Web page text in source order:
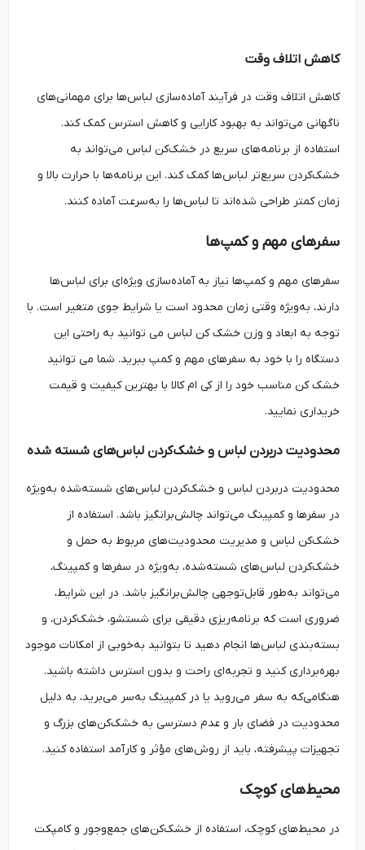
کاهش اتلاف وقت
کاهش اتلاف وقت در فرآیند آماده‌سازی لباس‌ها برای مهمانی‌های
ناگهانی می‌تواند به بهبود کارایی و کاهش استرس کمک کند.
استفاده از برنامه‌های سریع در خشک‌کن لباس می‌تواند به
خشک‌کردن سریع‌تر لباس‌ها کمک کند. این برنامه‌ها با حرارت بالا و
زمان کمتر طراحی شده‌اند تا لباس‌ها را به‌سرعت آماده کنند.
سفرهای مهم و کمپ‌ها
سفرهای مهم و کمپ‌ها نیاز به آماده‌سازی ویژه‌ای برای لباس‌ها
دارند، به‌ویژه وقتی زمان محدود است یا شرایط جوی متغیر است. با
توجه به ابعاد و وزن خشک کن لباس می توانید به راحتی این
دستگاه را با خود به سفرهای مهم و کمپ ببرید. شما می توانید
خشک کن مناسب خود را از کی ام کالا با بهترین کیفیت و قیمت
خریداری نمایید.
محدودیت دربردن لباس و خشک‌کردن لباس‌های شسته شده
محدودیت دربردن لباس و خشک‌کردن لباس‌های شسته‌شده به‌ویژه
در سفرها و کمپینگ می‌تواند چالش‌برانگیز باشد. استفاده از
خشک‌کن لباس و مدیریت محدودیت‌های مربوط به حمل و
خشک‌کردن لباس‌های شسته‌شده، به‌ویژه در سفرها و کمپینگ،
می‌تواند به‌طور قابل‌توجهی چالش‌برانگیز باشد. در این شرایط،
ضروری است که برنامه‌ریزی دقیقی برای شستشو، خشک‌کردن، و
بسته‌بندی لباس‌ها انجام دهید تا بتوانید به‌خوبی از امکانات موجود
بهره‌برداری کنید و تجربه‌ای راحت و بدون استرس داشته باشید.
هنگامی‌که به سفر می‌روید یا در کمپینگ به‌سر می‌برید، به دلیل
محدودیت در فضای بار و عدم دسترسی به خشک‌کن‌های بزرگ و
تجهیزات پیشرفته، باید از روش‌های مؤثر و کارآمد استفاده کنید.
محیط‌های کوچک
در محیط‌های کوچک، استفاده از خشک‌کن‌های جمع‌وجور و کامپکت